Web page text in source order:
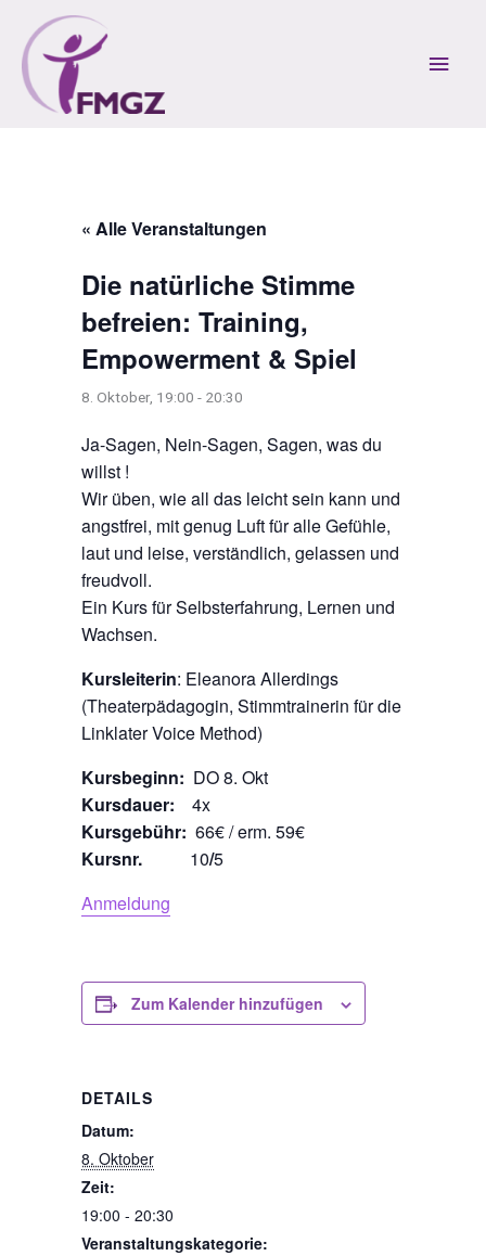
Inhalt
springen
« Alle Veranstaltungen
Die natürliche Stimme
befreien: Training,
Empowerment & Spiel
8. Oktober, 19:00 - 20:30
Ja-Sagen, Nein-Sagen, Sagen, was du
willst !
Wir üben, wie all das leicht sein kann und
angstfrei, mit genug Luft für alle Gefühle,
laut und leise, verständlich, gelassen und
freudvoll.
Ein Kurs für Selbsterfahrung, Lernen und
Wachsen.
Kursleiterin: Eleanora Allerdings
(Theaterpädagogin, Stimmtrainerin für die
Linklater Voice Method)
Kursbeginn: DO 8. Okt
Kursdauer: 4x
Kursgebühr: 66€ / erm. 59€
Kursnr.10/5
Anmeldung
Zum Kalender hinzufügen
DETAILS
Datum:
8. Oktober
Zeit:
19:00 - 20:30
Veranstaltungskategorie: